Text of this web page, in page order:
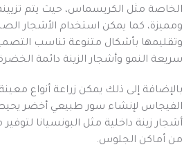
الخاصة مثل الكريسماس، حيث يتم
ومميزة، كما يمكن استخدام الأشجار
وتقليمها بأشكال متنوعة تناسب
سريعة النمو وأشجار الزينة دائمة
بالإضافة إلى ذلك يمكن زراعة أنواع
الفيجاس لإنشاء سور طبيعي أخضر يحيط
أشجار زينة داخلية مثل البونسيانا
من أماكن الجلوس.